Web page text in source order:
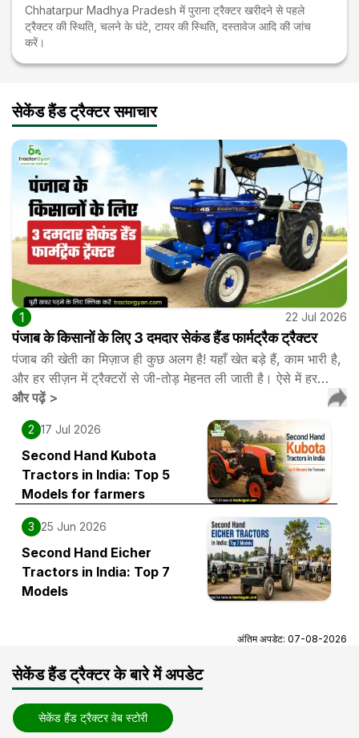
Chhatarpur Madhya Pradesh में पुराना ट्रैक्टर खरीदने से पहले
ट्रैक्टर की स्थिति, चलने के घंटे, टायर की स्थिति, दस्तावेज आदि की जांच
करें।
सेकेंड हैंड ट्रैक्टर समाचार
1 22 Jul 2026
पंजाब के किसानों के लिए 3 दमदार सेकंड हैंड फार्मट्रैक ट्रैक्टर
पंजाब की खेती का मिज़ाज ही कुछ अलग है! यहाँ खेत बड़े हैं, काम भारी है,
और हर सीज़न में ट्रैक्टरों से जी-तोड़ मेहनत ली जाती है। ऐसे में हर…
और पढ़ें>
2 17 Jul 2026
Second Hand Kubota
Tractors in India: Top 5
Models for farmers
3 25 Jun 2026
Second Hand Eicher
Tractors in India: Top 7
Models
अंतिम अपडेट: 07-08-2026
सेकेंड हैंड ट्रैक्टर के बारे में अपडेट
सेकेंड हैंड ट्रैक्टर वेब स्टोरी